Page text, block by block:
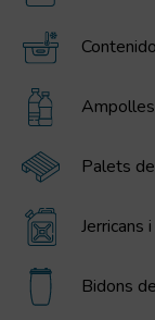
Palets
Jerricans
Bidons